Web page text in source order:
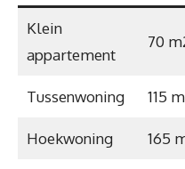
Klein
appartement
70
Tussenwoning 115
Hoekwoning 165